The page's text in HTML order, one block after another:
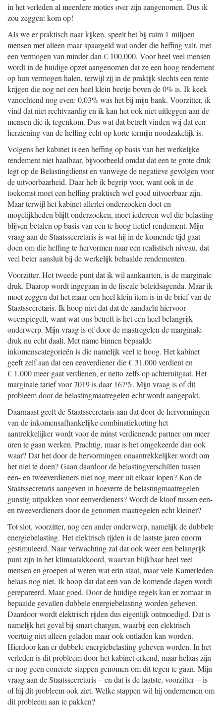
in het verleden al meerdere moties over zijn aangenomen. Dus ik
zou zeggen: kom op!
Als we er praktisch naar kijken, speelt het bij ruim 1 miljoen
mensen met alleen maar spaargeld wat onder die heffing valt, met
een vermogen van minder dan € 100.000. Voor heel veel mensen
wordt in de huidige opzet aangenomen dat ze een hoog rendement
op hun vermogen halen, terwijl zij in de praktijk slechts een rente
krijgen die nog net een heel klein beetje boven de 0% is. Ik keek
vanochtend nog even: 0,03% was het bij mijn bank. Voorzitter, ik
vind dat niet rechtvaardig en ik kan het ook niet uitleggen aan de
mensen die ik tegenkom. Dus wat dat betreft vinden wij dat een
herziening van de heffing echt op korte termijn noodzakelijk is.
Volgens het kabinet is een heffing op basis van het werkelijke
rendement niet haalbaar, bijvoorbeeld omdat dat een te grote druk
legt op de Belastingdienst en vanwege de negatieve gevolgen voor
de uitvoerbaarheid. Daar heb ik begrip voor, want ook in de
toekomst moet een heffing praktisch wel goed uitvoerbaar zijn.
Maar terwijl het kabinet allerlei onderzoeken doet en
mogelijkheden blijft onderzoeken, moet iedereen wel die belasting
blijven betalen op basis van een te hoog fictief rendement. Mijn
vraag aan de Staatssecretaris is wat hij in de komende tijd gaat
doen om die heffing te hervormen naar een realistisch niveau, dat
veel beter aansluit bij de werkelijk behaalde rendementen.
Voorzitter. Het tweede punt dat ik wil aankaarten, is de marginale
druk. Daarop wordt ingegaan in de fiscale beleidsagenda. Maar ik
moet zeggen dat het maar een heel klein item is in de brief van de
Staatssecretaris. Ik hoop niet dat dat de aandacht hiervoor
weerspiegelt, want wat ons betreft is het een heel belangrijk
onderwerp. Mijn vraag is of door de maatregelen de marginale
druk nu echt daalt. Met name binnen bepaalde
inkomenscategorieën is die namelijk veel te hoog. Het kabinet
geeft zelf aan dat een eenverdiener die € 31.000 verdient en
€ 1.000 meer gaat verdienen, er netto zelfs op achteruitgaat. Het
marginale tarief voor 2019 is daar 167%. Mijn vraag is of dit
probleem door de belastingmaatregelen echt wordt aangepakt.
Daarnaast geeft de Staatssecretaris aan dat door de hervormingen
van de inkomensafhankelijke combinatiekorting het
aantrekkelijker wordt voor de minst verdienende partner om meer
uren te gaan werken. Prachtig, maar is het omgekeerde dan ook
waar? Dat het door de hervormingen onaantrekkelijker wordt om
het niet te doen? Gaan daardoor de belastingverschillen tussen
een- en tweeverdieners niet nog meer uit elkaar lopen? Kan de
Staatssecretaris aangeven in hoeverre de belastingmaatregelen
gunstig uitpakken voor eenverdieners? Wordt de kloof tussen een-
en tweeverdieners door de genomen maatregelen echt kleiner?
Tot slot, voorzitter, nog een ander onderwerp, namelijk de dubbele
energiebelasting. Het elektrisch rijden is de laatste jaren enorm
gestimuleerd. Naar verwachting zal dat ook weer een belangrijk
punt zijn in het klimaatakkoord, waarvan blijkbaar heel veel
mensen en groepen al weten wat erin staat, maar vele Kamerleden
helaas nog niet. Ik hoop dat dat een van de komende dagen wordt
gerepareerd. Maar goed. Door de huidige regels kan er zomaar in
bepaalde gevallen dubbele energiebelasting worden geheven.
Daardoor wordt elektrisch rijden dus eigenlijk ontmoedigd. Dat is
namelijk het geval bij smart chargen, waarbij een elektrisch
voertuig niet alleen geladen maar ook ontladen kan worden.
Hierdoor kan er dubbele energiebelasting geheven worden. In het
verleden is dit probleem door het kabinet erkend, maar helaas zijn
er nog geen concrete stappen genomen om dit tegen te gaan. Mijn
vraag aan de Staatssecretaris – en dat is de laatste, voorzitter – is
of hij dit probleem ook ziet. Welke stappen wil hij ondernemen om
dit probleem aan te pakken?